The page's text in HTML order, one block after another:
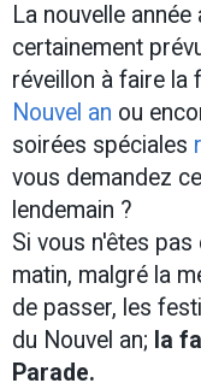
La nouvelle
certainement
réveillon à faire la
Nouvel an ou
soirées spéciales
vous demandez
lendemain ?
Si vous n'êtes
matin, malgré la
de passer, les
du Nouvel an; la
Parade.